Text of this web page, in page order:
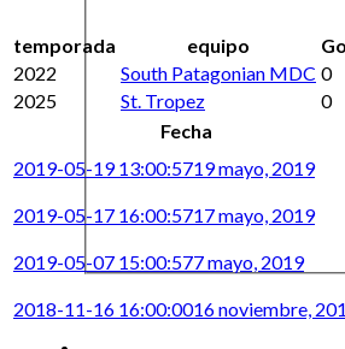
temporada equipo
2022
South Patagonian MDC 0
2025
St. Tropez 0
Fecha
2019-05-19 13:00:5719 mayo, 2019
2019-05-17 16:00:5717 mayo, 2019
2019-05-07 15:00:577 mayo, 2019
2018-11-16 16:00:0016 noviembre,